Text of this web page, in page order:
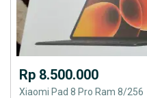
Rp 8.500.000
Xiaomi Pad 8 Pro Ram 8/256